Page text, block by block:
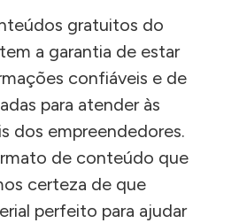
gratuitos do
a garantia de estar
confiáveis e de
para atender às
dos empreendedores.
de conteúdo que
certeza de que
perfeito para ajudar